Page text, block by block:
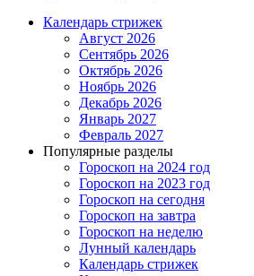
Календарь стрижек
Август 2026
Сентябрь 2026
Октябрь 2026
Ноябрь 2026
Декабрь 2026
Январь 2027
Февраль 2027
Популярные разделы
Гороскоп на 2024 год
Гороскоп на 2023 год
Гороскоп на сегодня
Гороскоп на завтра
Гороскоп на неделю
Лунный календарь
Календарь стрижек